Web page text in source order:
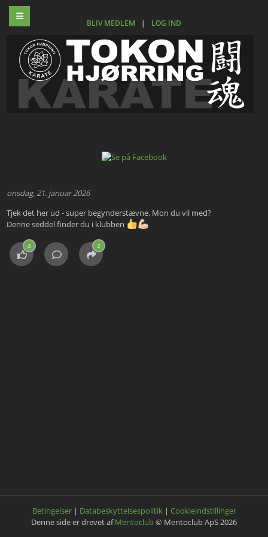
BLIV MEDLEM | LOG IND
onsdag, 21. januar 2026
Tjek det her ud - super begynderstævne. Mon du vil med?
Denne seddel finder du i klubben
4 2
Betingelser | Databeskyttelsespolitik | Cookieindstillinger
Denne side er drevet afMentoclub© Mentoclub ApS 2026